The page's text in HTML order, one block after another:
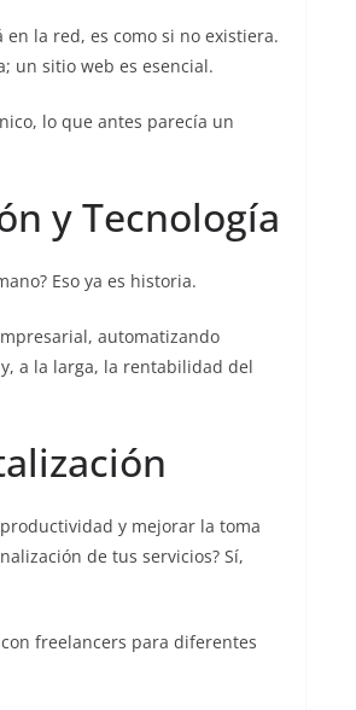
la red, es como si no existiera.
un sitio web es esencial.
lo que antes parecía un
y Tecnología
Eso ya es historia.
automatizando
a la larga, la rentabilidad del
y mejorar la toma
de tus servicios? Sí,
freelancers para diferentes